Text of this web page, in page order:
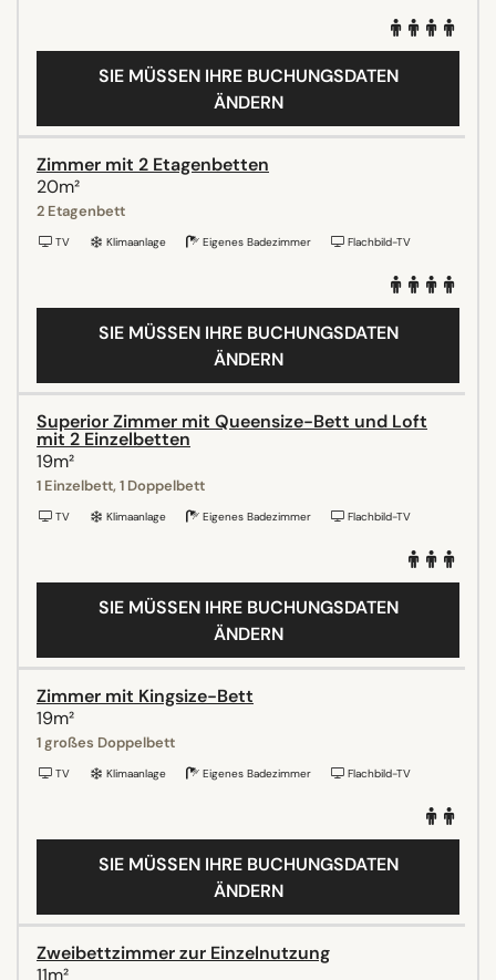
SIE MÜSSEN IHRE BUCHUNGSDATEN
ÄNDERN
Zimmer mit 2 Etagenbetten
20m²
2 Etagenbett
TV Klimaanlage Eigenes Badezimmer Flachbild-TV
SIE MÜSSEN IHRE BUCHUNGSDATEN
ÄNDERN
Superior Zimmer mit Queensize-Bett und Loft
mit 2 Einzelbetten
19m²
1 Einzelbett, 1 Doppelbett
TV Klimaanlage Eigenes Badezimmer Flachbild-TV
SIE MÜSSEN IHRE BUCHUNGSDATEN
ÄNDERN
Zimmer mit Kingsize-Bett
19m²
1 großes Doppelbett
TV Klimaanlage Eigenes Badezimmer Flachbild-TV
SIE MÜSSEN IHRE BUCHUNGSDATEN
ÄNDERN
Zweibettzimmer zur Einzelnutzung
11m²